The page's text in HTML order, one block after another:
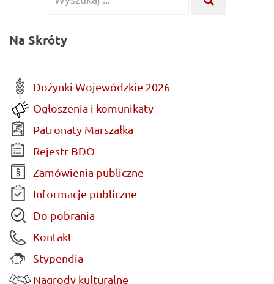
Na Skróty
Dożynki Wojewódzkie 2026
Ogłoszenia i komunikaty
Patronaty Marszałka
Rejestr BDO
Zamówienia publiczne
Informacje publiczne
Do pobrania
Kontakt
Stypendia
Nagrody kulturalne